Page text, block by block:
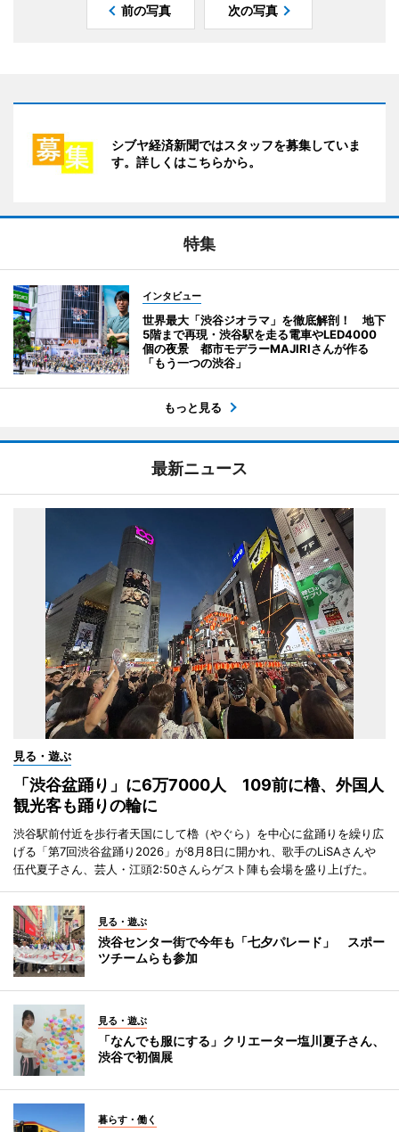
前の写真 次の写真
シブヤ経済新聞ではスタッフを募集していま
す。詳しくはこちらから。
特集
インタビュー
世界最大「渋谷ジオラマ」を徹底解剖！ 地下
5階まで再現・渋谷駅を走る電車やLED4000
個の夜景 都市モデラーMAJIRIさんが作る
「もう一つの渋谷」
もっと見る
最新ニュース
見る・遊ぶ
「渋谷盆踊り」に6万7000人 109前に櫓、外国人
観光客も踊りの輪に
渋谷駅前付近を歩行者天国にして櫓（やぐら）を中心に盆踊りを繰り広
げる「第7回渋谷盆踊り2026」が8月8日に開かれ、歌手のLiSAさんや
伍代夏子さん、芸人・江頭2:50さんらゲスト陣も会場を盛り上げた。
見る・遊ぶ
渋谷センター街で今年も「七夕パレード」 スポー
ツチームらも参加
見る・遊ぶ
「なんでも服にする」クリエーター塩川夏子さん、
渋谷で初個展
暮らす・働く